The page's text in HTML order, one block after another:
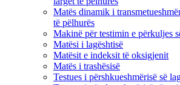
Matës dinamik i
të pëlhurës
Makinë për testimin e përkuljes
Matësi i lagështisë
Matësit e indeksit të oksigjenit
Matës i trashësisë
Testues i përshkueshmërisë së